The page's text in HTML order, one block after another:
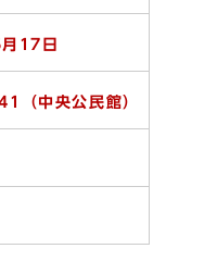
月17 日
（中央公民館）